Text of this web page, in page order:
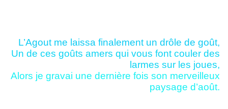
L’Agout me laissa finalement un drôle de goût,
Un de ces goûts amers qui vous font couler des
larmes sur les joues,
Alors je gravai une dernière fois son merveilleux
paysage d’août.